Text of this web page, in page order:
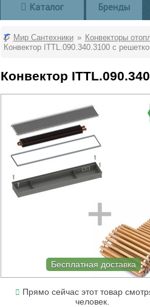
Каталог Бренды
Мир Сантехники Конвекторы
Конвектор ITTL.090.340.3100 с
Конвектор
Бесплатная доставка
Прямо сейчас этот товар
человек.